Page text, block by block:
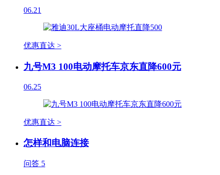
06.21
优惠直达 >
九号M3 100电动摩托车京东直降600元
06.25
优惠直达 >
怎样和电脑连接
问答 5